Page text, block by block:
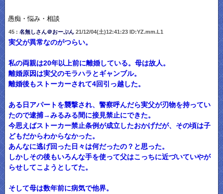
愚痴・悩み・相談
45 : 名無しさん＠おーぷん21/12/04(土)12:41:23 ID:YZ.mm.L1
実父が異常なのがつらい。
私の両親は20年以上前に離婚している。母は故人。
離婚原因は実父のモラハラとギャンブル。
離婚後もストーカーされて4回引っ越した。
ある日アパートを襲撃され、警察呼んだら実父が刃物を持ってい
たので逮捕→みるみる間に接見禁止にできた。
今思えばストーカー禁止条例が成立したおかげだが、その頃は子
どもだからわからなかった。
あんなに逃げ回った日々は何だったの？と思った。
しかしその後もいろんな手を使って父はこっちに近づいていやが
らせしてこようとしてた。
そして母は数年前に病気で他界。